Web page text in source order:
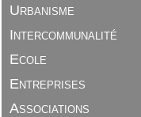
Urbanisme
Intercommunalité
Ecole
Entreprises
Associations